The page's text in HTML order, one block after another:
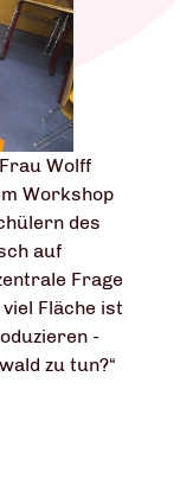
Wolff
Workshop
des
auf
Frage
Fläche ist
-
zu tun?“